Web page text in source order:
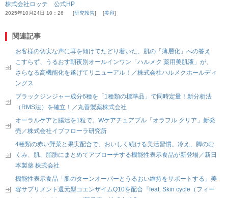
株式会社ロッテ 公式HP
2025年10月24日 10：26 研究報告 美容
関連記事
お客様の切実な声に耳を傾けてたどり着いた、肌の「薄層化」への答え
こすらず、うるおす朝夜別オールインワン「ハルメク 薬用美肌液」が、
さらなる高機能化を遂げてリニューアル！／株式会社ハルメクホールディ
ングス
ブラックジンジャー成分6種を「1種類の標準品」で同時定量！新分析法
（RMS法）を確立！／丸善製薬株式会社
オーラルケアと腸活を1粒で。Wケアチュアブル「オラフル クリア」新発
売／株式会社イブフローラ研究所
4種類の赤い野菜と果実配合で、おいしく続ける美活習慣。冷え、脚のむ
くみ、肌、脂肪にまとめてアプローチする機能性表示食品が新登場／新日
本製薬 株式会社
機能性表示食品「肌のターンオーバーとうるおい維持をサポートする」美
容サプリメント還元型コエンザイムQ10を配合『feat. Skin cycle（フィー